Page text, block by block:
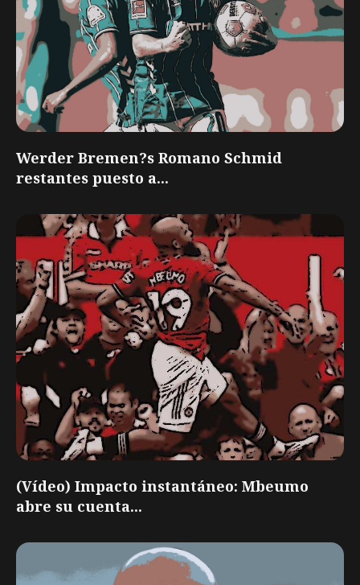
Werder Bremen?s Romano Schmid
restantes puesto a...
(Vídeo) Impacto instantáneo: Mbeumo
abre su cuenta...